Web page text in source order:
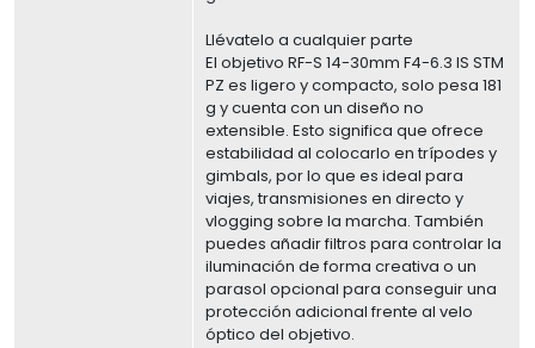
Llévatelo a cualquier parte
El objetivo RF-S 14-30mm F4-6.3 IS STM
PZ es ligero y compacto, solo pesa 181
g y cuenta con un diseño no
extensible. Esto significa que ofrece
estabilidad al colocarlo en trípodes y
gimbals, por lo que es ideal para
viajes, transmisiones en directo y
vlogging sobre la marcha. También
puedes añadir filtros para controlar la
iluminación de forma creativa o un
parasol opcional para conseguir una
protección adicional frente al velo
óptico del objetivo.